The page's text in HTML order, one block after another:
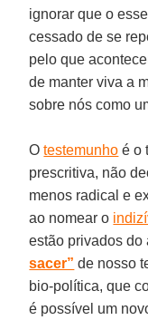
ignorar que o
cessado de se
pelo que
de manter viva a
sobre nós como
Otestemunho é o
prescritiva, não
menos radical e
ao nomear o
estão privados do
sacer” de nosso
bio-política, que
é possível um